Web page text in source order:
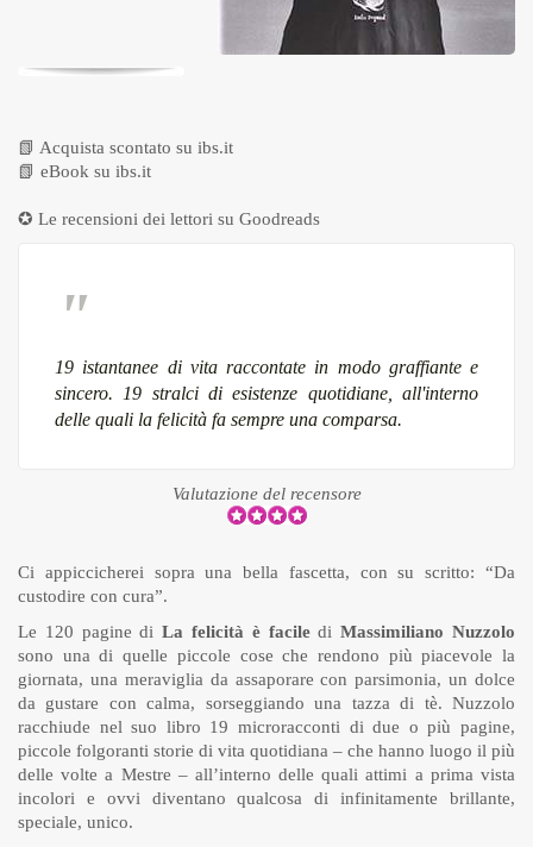
📗 Acquista scontato su ibs.it
📗 eBook su ibs.it
✪ Le recensioni dei lettori su Goodreads
19 istantanee di vita raccontate in modo graffiante e
sincero. 19 stralci di esistenze quotidiane, all'interno
delle quali la felicità fa sempre una comparsa.
Valutazione del recensore
Ci appiccicherei sopra una bella fascetta, con su scritto: “Da
custodire con cura”.
Le 120 pagine diLa felicità è facilediMassimiliano Nuzzolo
sono una di quelle piccole cose che rendono più piacevole la
giornata, una meraviglia da assaporare con parsimonia, un dolce
da gustare con calma, sorseggiando una tazza di tè. Nuzzolo
racchiude nel suo libro 19 microracconti di due o più pagine,
piccole folgoranti storie di vita quotidiana – che hanno luogo il più
delle volte a Mestre – all’interno delle quali attimi a prima vista
incolori e ovvi diventano qualcosa di infinitamente brillante,
speciale, unico.